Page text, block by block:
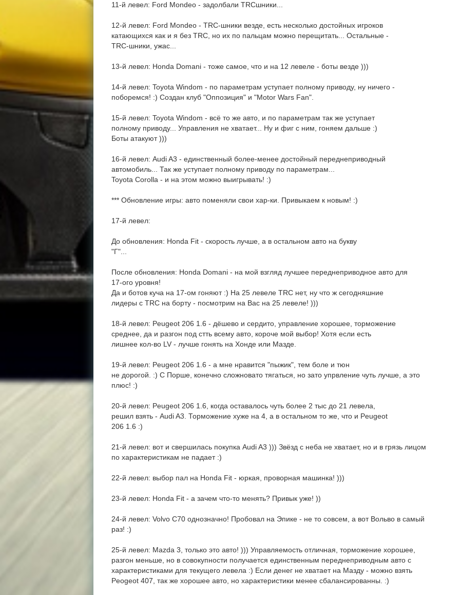
11-й левел: Ford Mondeo - задолбали TRCшники...
12-й левел: Ford Mondeo - TRC-шники везде, есть несколько достойных игроков
катающихся как и я без TRC, но их по пальцам можно перещитать... Остальные -
TRC-шники, ужас...
13-й левел: Honda Domani - тоже самое, что и на 12 левеле - боты везде )))
14-й левел: Toyota Windom - по параметрам уступает полному приводу, ну ничего -
поборемся! :) Создан клуб "Оппозиция" и "Motor Wars Fan".
15-й левел: Toyota Windom - всё то же авто, и по параметрам так же уступает
полному приводу... Управления не хватает... Ну и фиг с ним, гоняем дальше :)
Боты атакуют )))
16-й левел: Audi A3 - единственный более-менее достойный переднеприводный
автомобиль... Так же уступает полному приводу по параметрам...
Toyota Corolla - и на этом можно выигрывать! :)
*** Обновление игры: авто поменяли свои хар-ки. Привыкаем к новым! :)
17-й левел:
До обновления: Honda Fit - скорость лучше, а в остальном авто на букву
"Г"...
После обновления: Honda Domani - на мой взгляд лучшее переднеприводное авто для
17-ого уровня!
Да и ботов куча на 17-ом гоняют :) На 25 левеле TRC нет, ну что ж сегодняшние
лидеры с TRC на борту - посмотрим на Вас на 25 левеле! )))
18-й левел: Peugeot 206 1.6 - дёшево и сердито, управление хорошее, торможение
среднее, да и разгон под стть всему авто, короче мой выбор! Хотя если есть
лишнее кол-во LV - лучше гонять на Хонде или Мазде.
19-й левел: Peugeot 206 1.6 - а мне нравится "пыжик", тем боле и тюн
не дорогой. :) С Порше, конечно сложновато тягаться, но зато упрвление чуть лучше, а это
плюс! :)
20-й левел: Peugeot 206 1.6, когда оставалось чуть более 2 тыс до 21 левела,
решил взять - Audi A3. Торможение хуже на 4, а в остальном то же, что и Peugeot
206 1.6 :)
21-й левел: вот и свершилась покупка Audi A3 ))) Звёзд с неба не хватает, но и в грязь лицом
по характеристикам не падает :)
22-й левел: выбор пал на Honda Fit - юркая, проворная машинка! )))
23-й левел: Honda Fit - а зачем что-то менять? Привык уже! ))
24-й левел: Volvo C70 однозначно! Пробовал на Эпике - не то совсем, а вот Вольво в самый
раз! :)
25-й левел: Mazda 3, только это авто! ))) Управляемость отличная, торможение хорошее,
разгон меньше, но в совокупности получается единственным переднеприводным авто с
характеристиками для текущего левела :) Если денег не хватает на Мазду - можно взять
Peogeot 407, так же хорошее авто, но характеристики менее сбалансированны. :)